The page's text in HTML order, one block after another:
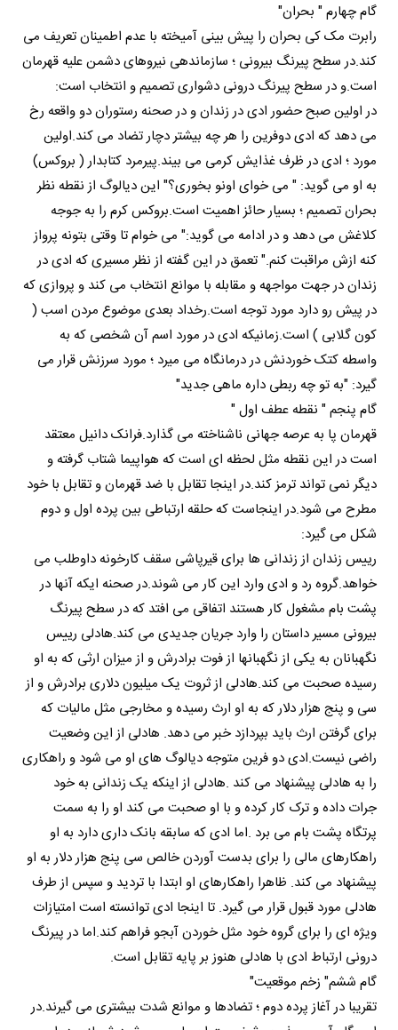
گام چهارم " بحران"
رابرت مک کی بحران را پیش بینی آمیخته با عدم اطمینان تعریف می
کند.در سطح پیرنگ بیرونی ؛ سازماندهی نیروهای دشمن علیه قهرمان
است.و در سطح پیرنگ درونی دشواری تصمیم و انتخاب است:
در اولین صبح حضور ادی در زندان و در صحنه رستوران دو واقعه رخ
می دهد که ادی دوفرین را هر چه بیشتر دچار تضاد می کند.اولین
مورد ؛ ادی در ظرف غذایش کرمی می بیند.پیرمرد کتابدار ( بروکس)
به او می گوید: " می خوای اونو بخوری؟" این دیالوگ از نقطه نظر
بحران تصمیم ؛ بسیار حائز اهمیت است.بروکس کرم را به جوجه
کلاغش می دهد و در ادامه می گوید:" می خوام تا وقتی بتونه پرواز
کنه ازش مراقبت کنم." تعمق در این گفته از نظر مسیری که ادی در
زندان در جهت مواجهه و مقابله با موانع انتخاب می کند و پروازی که
در پیش رو دارد مورد توجه است.رخداد بعدی موضوع مردن اسب (
کون گلابی ) است.زمانیکه ادی در مورد اسم آن شخصی که به
واسطه کتک خوردنش در درمانگاه می میرد ؛ مورد سرزنش قرار می
گیرد: "به تو چه ربطی داره ماهی جدید"
گام پنجم " نقطه عطف اول "
قهرمان پا به عرصه جهانی ناشناخته می گذارد.فرانک دانیل معتقد
است در این نقطه مثل لحظه ای است که هواپیما شتاب گرفته و
دیگر نمی تواند ترمز کند.در اینجا تقابل با ضد قهرمان و تقابل با خود
مطرح می شود.در اینجاست که حلقه ارتباطی بین پرده اول و دوم
شکل می گیرد:
رییس زندان از زندانی ها برای قیرپاشی سقف کارخونه داوطلب می
خواهد.گروه رد و ادی وارد این کار می شوند.در صحنه ایکه آنها در
پشت بام مشغول کار هستند اتفاقی می افتد که در سطح پیرنگ
بیرونی مسیر داستان را وارد جریان جدیدی می کند.هادلی رییس
نگهبانان به یکی از نگهبانها از فوت برادرش و از میزان ارثی که به او
رسیده صحبت می کند.هادلی از ثروت یک میلیون دلاری برادرش و از
سی و پنج هزار دلار که به او ارث رسیده و مخارجی مثل مالیات که
برای گرفتن ارث باید بپردازد خبر می دهد. هادلی از این وضعیت
راضی نیست.ادی دو فرین متوجه دیالوگ های او می شود و راهکاری
را به هادلی پیشنهاد می کند .هادلی از اینکه یک زندانی به خود
جرات داده و ترک کار کرده و با او صحبت می کند او را به سمت
پرتگاه پشت بام می برد .اما ادی که سابقه بانک داری دارد به او
راهکارهای مالی را برای بدست آوردن خالص سی پنج هزار دلار به او
پیشنهاد می کند. ظاهرا راهکارهای او ابتدا با تردید و سپس از طرف
هادلی مورد قبول قرار می گیرد. تا اینجا ادی توانسته است امتیازات
ویژه ای را برای گروه خود مثل خوردن آبجو فراهم کند.اما در پیرنگ
درونی ارتباط ادی با هادلی هنوز بر پایه تقابل است.
گام ششم" زخم موقعیت"
تقریبا در آغاز پرده دوم ؛ تضادها و موانع شدت بیشتری می گیرند.در